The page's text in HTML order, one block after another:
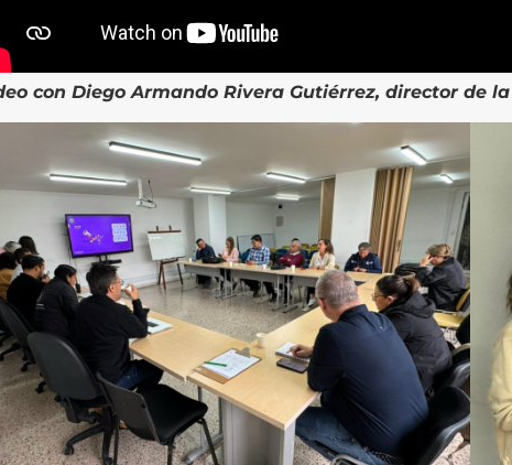
con Diego Armando Rivera Gutiérrez, director de la